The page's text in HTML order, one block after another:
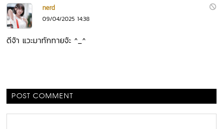
nerd
09/04/2025 14:38
ดีจ้า แวะมาทักทายจ้ะ ^_^
POST COMMENT